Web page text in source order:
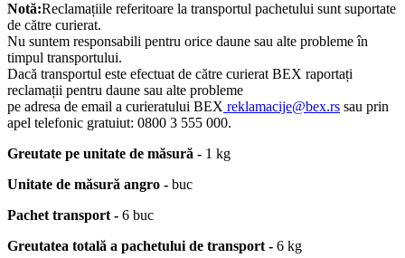
Notă:Reclamațiile referitoare la transportul pachetului sunt suportate
de către curierat.
Nu suntem responsabili pentru orice daune sau alte probleme în
timpul transportului.
Dacă transportul este efectuat de către curierat BEX raportați
reclamații pentru daune sau alte probleme
pe adresa de email a curieratului BEX reklamacije@bex.rs sau prin
apel telefonic gratuiut: 0800 3 555 000.
Greutate pe unitate de măsură - 1 kg
Unitate de măsură angro - buc
Pachet transport - 6 buc
Greutatea totală a pachetului de transport - 6 kg